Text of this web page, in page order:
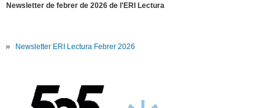
Newsletter de febrer de 2026 de l'ERI Lectura
Newsletter ERI Lectura Febrer 2026